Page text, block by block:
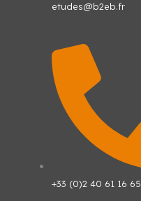
etudes@b2eb.fr
+33 (0)2 40 61 16 65